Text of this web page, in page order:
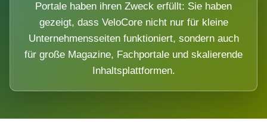
Portale haben ihren Zweck erfüllt: Sie haben
gezeigt, dass VeloCore nicht nur für kleine
Unternehmensseiten funktioniert, sondern auch
für große Magazine, Fachportale und skalierende
Inhaltsplattformen.